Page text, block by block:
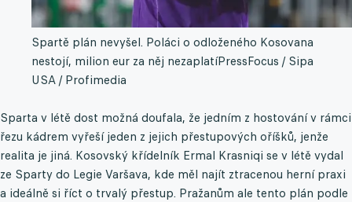
Spartě plán nevyšel. Poláci o odloženého Kosovana
nestojí, milion eur za něj nezaplatíPressFocus / Sipa
USA / Profimedia
Sparta v létě dost možná doufala, že jedním z hostování v rámci
řezu kádrem vyřeší jeden z jejich přestupových oříšků, jenže
realita je jiná. Kosovský křídelník Ermal Krasniqi se v létě vydal
ze Sparty do Legie Varšava, kde měl najít ztracenou herní praxi
a ideálně si říct o trvalý přestup. Pražanům ale tento plán podle